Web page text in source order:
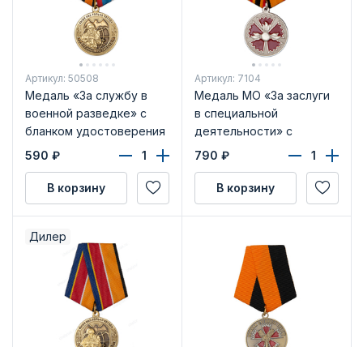
Артикул: 50508
Медаль «За службу в
военной разведке» с
бланком удостоверения
590 ₽
В корзину
Артикул: 7104
Медаль МО «За заслуги
в специальной
деятельности» с
бланком удостоверения
790 ₽
В корзину
Дилер